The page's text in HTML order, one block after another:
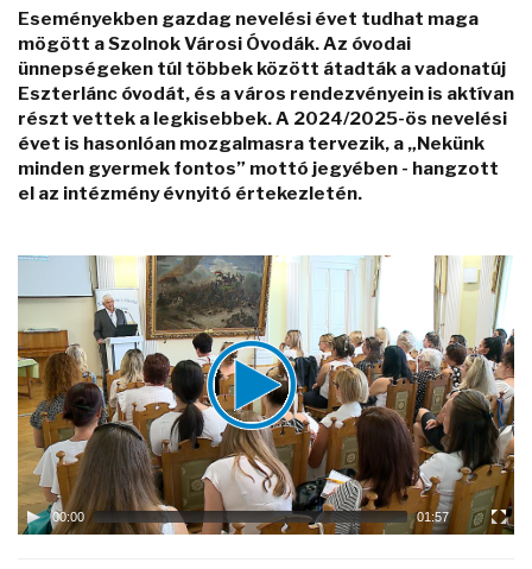
Eseményekben gazdag nevelési évet tudhat maga
mögött a Szolnok Városi Óvodák. Az óvodai
ünnepségeken túl többek között átadták a vadonatúj
Eszterlánc óvodát, és a város rendezvényein is aktívan
részt vettek a legkisebbek. A 2024/2025-ös nevelési
évet is hasonlóan mozgalmasra tervezik, a „Nekünk
minden gyermek fontos” mottó jegyében - hangzott
el az intézmény évnyitó értekezletén.
Video
Player
00:00 01:57